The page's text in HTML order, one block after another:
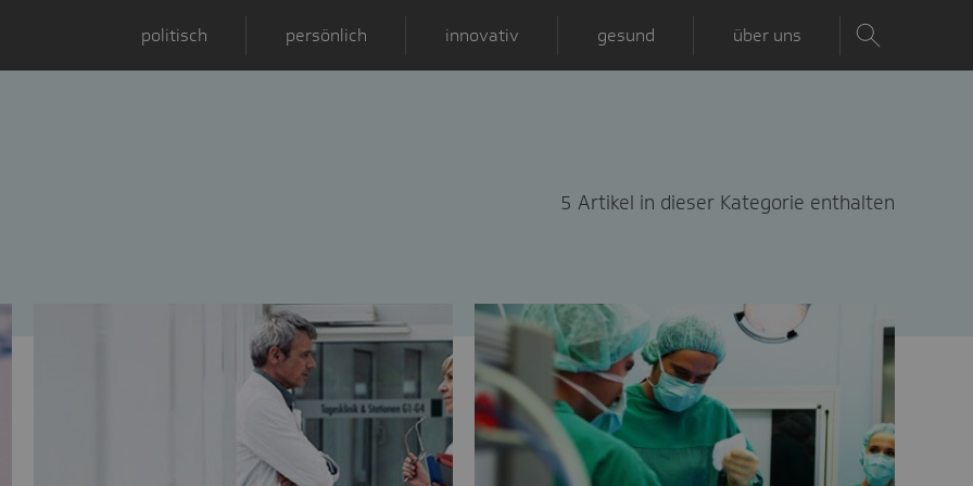
politisch persönlich innovativ gesund über uns
5 Artikel in dieser Kategorie enthalten